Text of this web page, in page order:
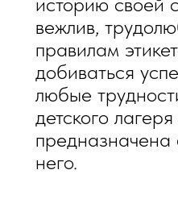
вежлив,
правилам
добиваться
любые
детского
предназначена
него.